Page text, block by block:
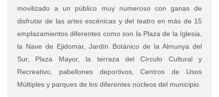
movilizado a un público muy numeroso con ganas de
disfrutar de las artes escénicas y del teatro en más de 15
emplazamientos diferentes como son la Plaza de la Iglesia,
la Nave de Ejidomar, Jardín Botánico de la Almunya del
Sur, Plaza Mayor, la terraza del Círculo Cultural y
Recreativo, pabellones deportivos, Centros de Usos
Múltiples y parques de los diferentes núcleos del municipio.